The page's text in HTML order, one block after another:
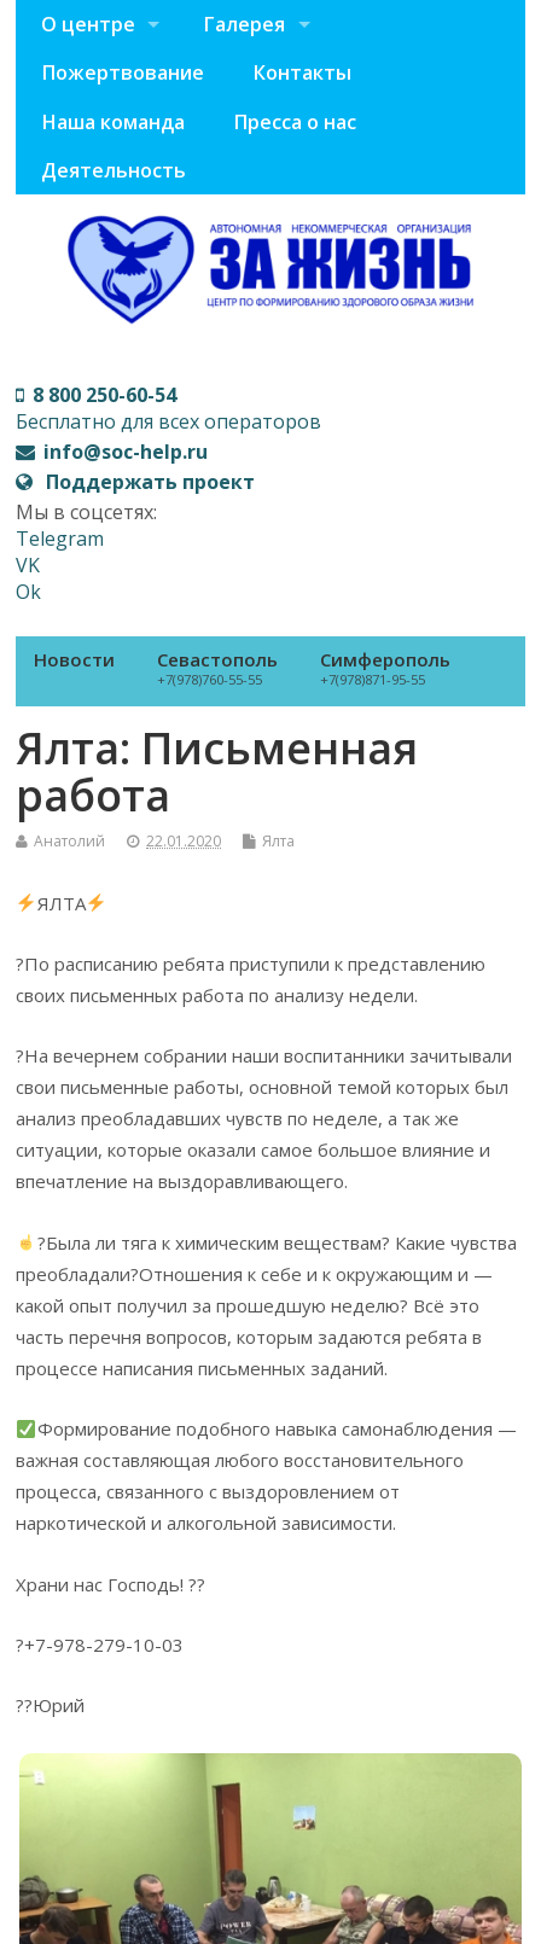
О центре
Галерея
Пожертвование
Контакты
Наша команда
Пресса о нас
Деятельность
8 800 250-60-54
Бесплатно для всех операторов
info@soc-help.ru
Поддержать проект
Мы в соцсетях:
Telegram
VK
Ok
Новости Севастополь
+7(978)760-55-55
Симферополь
+7(978)871-95-55
Ялта: Письменная
работа
Анатолий 22.01.2020 Ялта
ЯЛТА
?По расписанию ребята приступили к представлению
своих письменных работа по анализу недели.
?На вечернем собрании наши воспитанники зачитывали
свои письменные работы, основной темой которых был
анализ преобладавших чувств по неделе, а так же
ситуации, которые оказали самое большое влияние и
впечатление на выздоравливающего.
?Была ли тяга к химическим веществам? Какие чувства
преобладали?Отношения к себе и к окружающим и —
какой опыт получил за прошедшую неделю? Всё это
часть перечня вопросов, которым задаются ребята в
процессе написания письменных заданий.
Формирование подобного навыка самонаблюдения —
важная составляющая любого восстановительного
процесса, связанного с выздоровлением от
наркотической и алкогольной зависимости.
Храни нас Господь! ??
?+7-978-279-10-03
??Юрий